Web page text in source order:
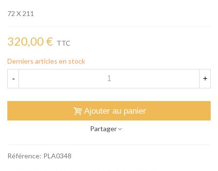
72 X 211
320,00 € TTC
Derniers articles en stock
- +
Ajouter au panier
Partager
Référence: PLA0348